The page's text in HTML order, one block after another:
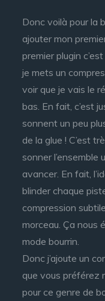
Donc voilà pour la
ajouter mon
premier plugin
je mets un
voir que je vais le
bas. En fait, c’est
sonnent un peu
de la glue ! C’est
sonner l’ensemble
avancer. En fait,
blinder chaque
compression
morceau. Ça nous
mode bourrin.
Donc j’ajoute un
que vous préférez
pour ce genre de